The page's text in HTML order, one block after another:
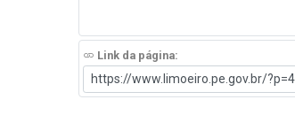
Link da página: